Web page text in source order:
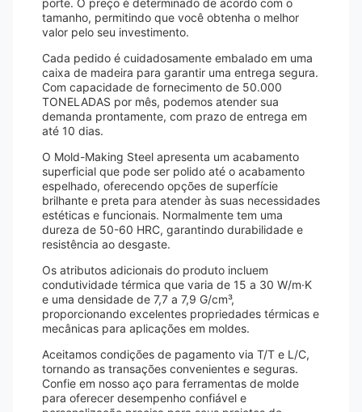
porte. O preço é determinado de acordo com o
tamanho, permitindo que você obtenha o melhor
valor pelo seu investimento.
Cada pedido é cuidadosamente embalado em uma
caixa de madeira para garantir uma entrega segura.
Com capacidade de fornecimento de 50.000
TONELADAS por mês, podemos atender sua
demanda prontamente, com prazo de entrega em
até 10 dias.
O Mold-Making Steel apresenta um acabamento
superficial que pode ser polido até o acabamento
espelhado, oferecendo opções de superfície
brilhante e preta para atender às suas necessidades
estéticas e funcionais. Normalmente tem uma
dureza de 50-60 HRC, garantindo durabilidade e
resistência ao desgaste.
Os atributos adicionais do produto incluem
condutividade térmica que varia de 15 a 30 W/m·K
e uma densidade de 7,7 a 7,9 G/cm³,
proporcionando excelentes propriedades térmicas e
mecânicas para aplicações em moldes.
Aceitamos condições de pagamento via T/T e L/C,
tornando as transações convenientes e seguras.
Confie em nosso aço para ferramentas de molde
para oferecer desempenho confiável e